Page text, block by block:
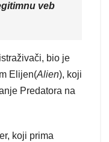
veb
bio je
Elijen(Alien), koji
Predatora na
koji prima